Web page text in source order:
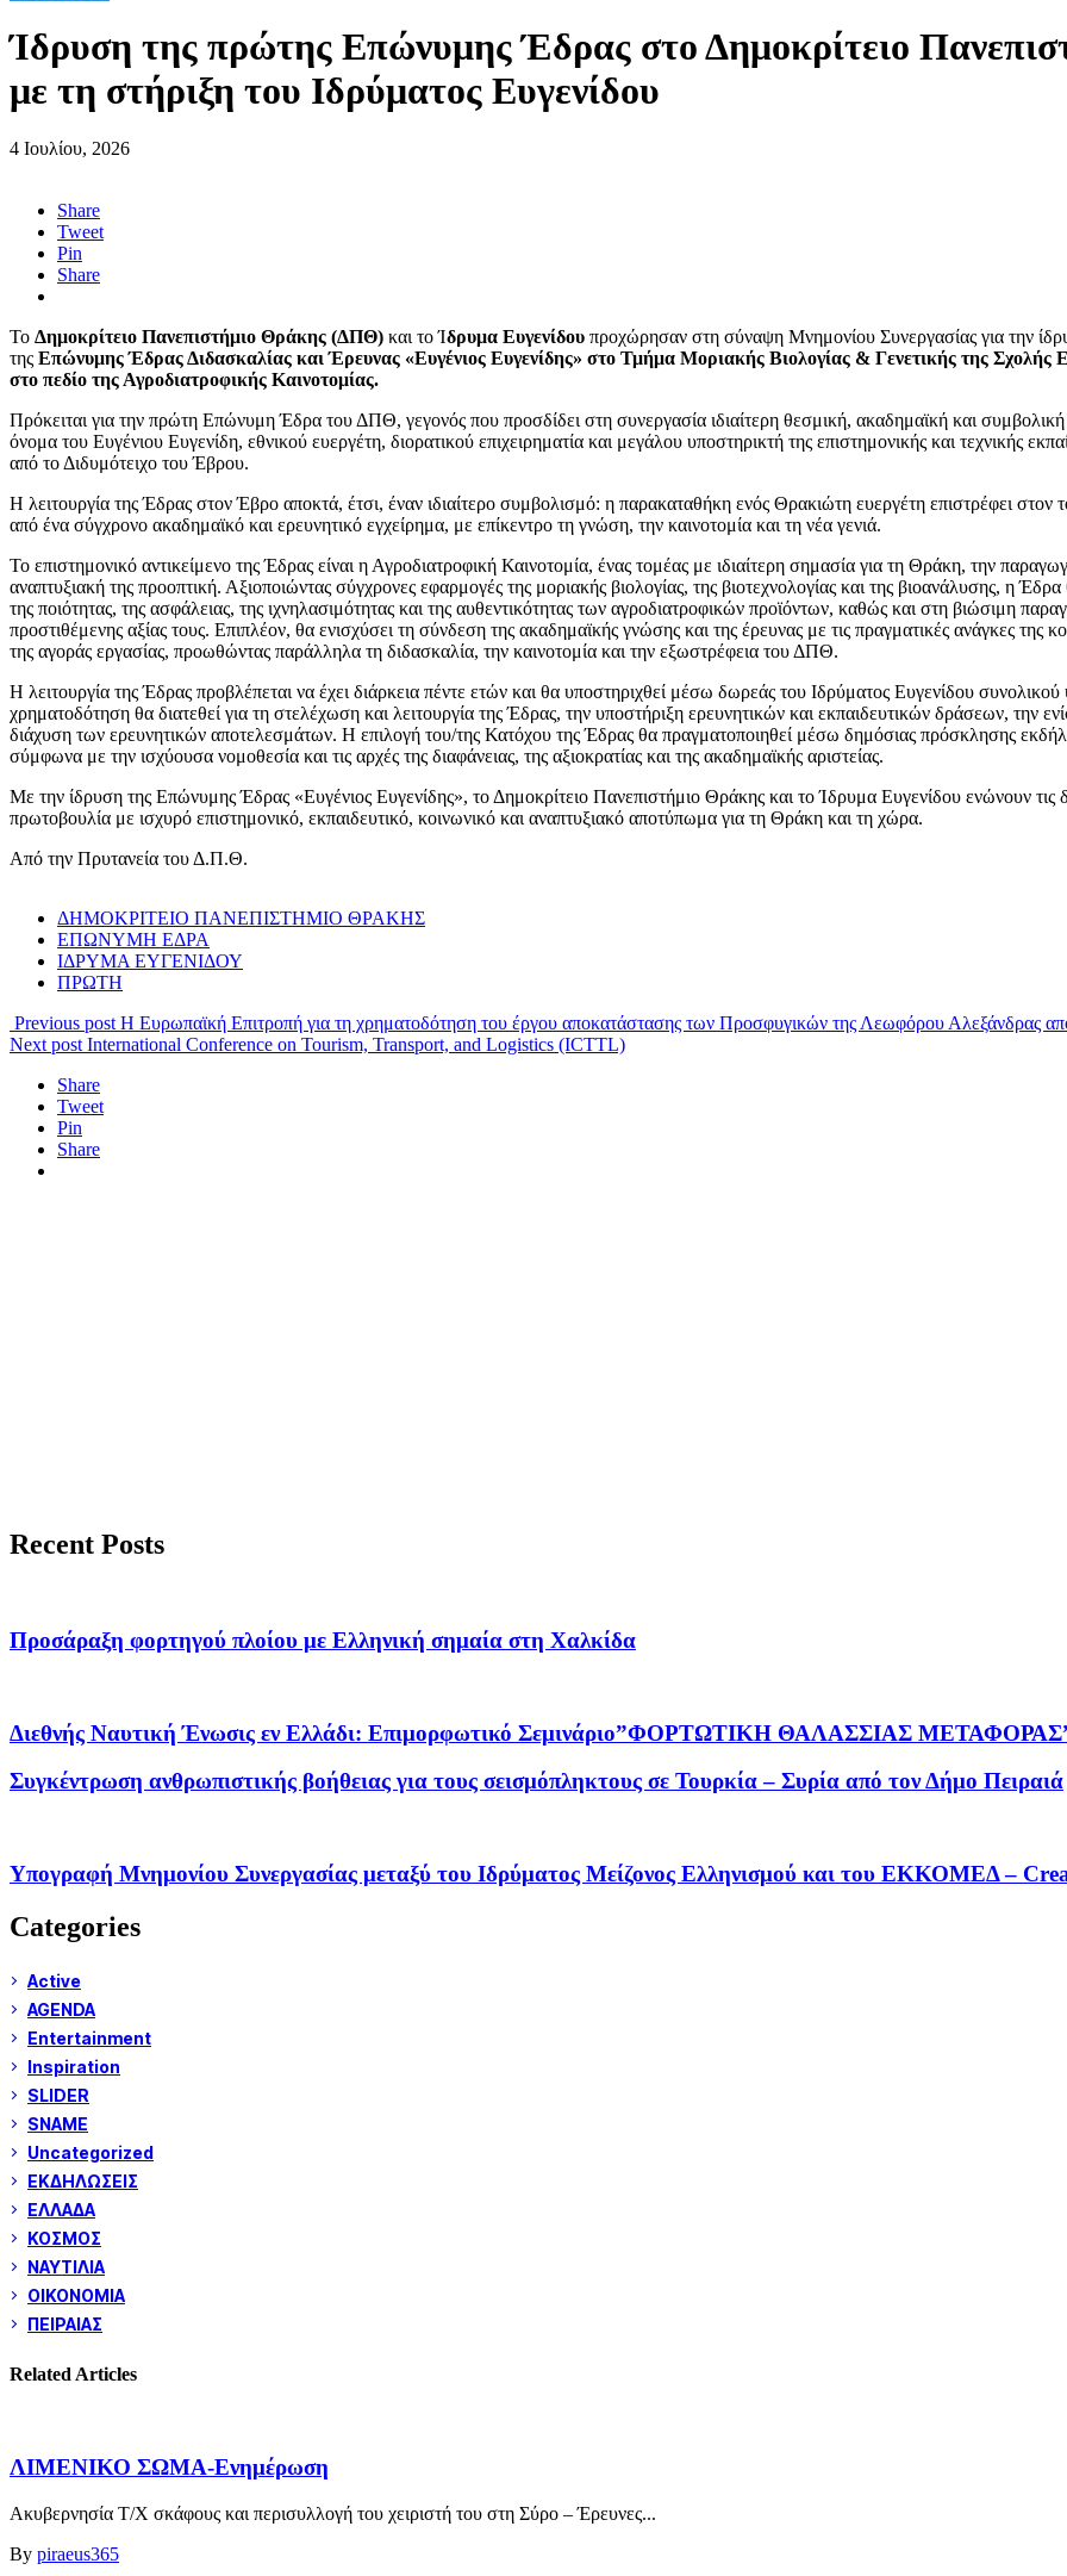
Ίδρυση της πρώτης Επώνυμης Έδρας στο Δημοκρίτειο
με τη στήριξη του Ιδρύματος Ευγενίδου
4 Ιουλίου, 2026
Share
Tweet
Pin
Share
Το Δημοκρίτειο Πανεπιστήμιο Θράκης (ΔΠΘ) και το Ίδρυμα Ευγενίδου προχώρησαν στη σύναψη Μνημονίου Συνεργασίας για την
της Επώνυμης Έδρας Διδασκαλίας και Έρευνας «Ευγένιος Ευγενίδης» στο Τμήμα Μοριακής Βιολογίας & Γενετικής της Σχολής
στο πεδίο της Αγροδιατροφικής Καινοτομίας.
Πρόκειται για την πρώτη Επώνυμη Έδρα του ΔΠΘ, γεγονός που προσδίδει στη συνεργασία ιδιαίτερη θεσμική, ακαδημαϊκή και
όνομα του Ευγένιου Ευγενίδη, εθνικού ευεργέτη, διορατικού επιχειρηματία και μεγάλου υποστηρικτή της επιστημονικής και τεχνικής
από το Διδυμότειχο του Έβρου.
Η λειτουργία της Έδρας στον Έβρο αποκτά, έτσι, έναν ιδιαίτερο συμβολισμό: η παρακαταθήκη ενός Θρακιώτη ευεργέτη επιστρέφει στον
από ένα σύγχρονο ακαδημαϊκό και ερευνητικό εγχείρημα, με επίκεντρο τη γνώση, την καινοτομία και τη νέα γενιά.
Το επιστημονικό αντικείμενο της Έδρας είναι η Αγροδιατροφική Καινοτομία, ένας τομέας με ιδιαίτερη σημασία για τη Θράκη, την
αναπτυξιακή της προοπτική. Αξιοποιώντας σύγχρονες εφαρμογές της μοριακής βιολογίας, της βιοτεχνολογίας και της βιοανάλυσης, η
της ποιότητας, της ασφάλειας, της ιχνηλασιμότητας και της αυθεντικότητας των αγροδιατροφικών προϊόντων, καθώς και στη βιώσιμη
προστιθέμενης αξίας τους. Επιπλέον, θα ενισχύσει τη σύνδεση της ακαδημαϊκής γνώσης και της έρευνας με τις πραγματικές ανάγκες της
της αγοράς εργασίας, προωθώντας παράλληλα τη διδασκαλία, την καινοτομία και την εξωστρέφεια του ΔΠΘ.
Η λειτουργία της Έδρας προβλέπεται να έχει διάρκεια πέντε ετών και θα υποστηριχθεί μέσω δωρεάς του Ιδρύματος Ευγενίδου
χρηματοδότηση θα διατεθεί για τη στελέχωση και λειτουργία της Έδρας, την υποστήριξη ερευνητικών και εκπαιδευτικών δράσεων, την
διάχυση των ερευνητικών αποτελεσμάτων. Η επιλογή του/της Κατόχου της Έδρας θα πραγματοποιηθεί μέσω δημόσιας πρόσκλησης
σύμφωνα με την ισχύουσα νομοθεσία και τις αρχές της διαφάνειας, της αξιοκρατίας και της ακαδημαϊκής αριστείας.
Με την ίδρυση της Επώνυμης Έδρας «Ευγένιος Ευγενίδης», το Δημοκρίτειο Πανεπιστήμιο Θράκης και το Ίδρυμα Ευγενίδου ενώνουν τις
πρωτοβουλία με ισχυρό επιστημονικό, εκπαιδευτικό, κοινωνικό και αναπτυξιακό αποτύπωμα για τη Θράκη και τη χώρα.
Από την Πρυτανεία του Δ.Π.Θ.
ΔΗΜΟΚΡΙΤΕΙΟ ΠΑΝΕΠΙΣΤΗΜΙΟ ΘΡΑΚΗΣ
ΕΠΩΝΥΜΗ ΕΔΡΑ
ΙΔΡΥΜΑ ΕΥΓΕΝΙΔΟΥ
ΠΡΩΤΗ
Previous post Η Ευρωπαϊκή Επιτροπή για τη χρηματοδότηση του έργου αποκατάστασης των Προσφυγικών της Λεωφόρου Αλεξάνδρας
Next post International Conference on Tourism, Transport, and Logistics (ICTTL)
Share
Tweet
Pin
Share
Recent Posts
Προσάραξη φορτηγού πλοίου με Ελληνική σημαία στη Χαλκίδα
Διεθνής Ναυτική Ένωσις εν Ελλάδι: Επιμορφωτικό Σεμινάριο”ΦΟΡΤΩΤΙΚΗ ΘΑΛΑΣΣΙΑΣ
Συγκέντρωση ανθρωπιστικής βοήθειας για τους σεισμόπληκτους σε Τουρκία – Συρία από τον Δήμο Πειραιά
Υπογραφή Μνημονίου Συνεργασίας μεταξύ του Ιδρύματος Μείζονος Ελληνισμού και του ΕΚΚΟΜΕΔ –
Categories
Active
AGENDA
Entertainment
Inspiration
SLIDER
SNAME
Uncategorized
ΕΚΔΗΛΩΣΕΙΣ
ΕΛΛΑΔΑ
ΚΟΣΜΟΣ
ΝΑΥΤΙΛΙΑ
ΟΙΚΟΝΟΜΙΑ
ΠΕΙΡΑΙΑΣ
Related Articles
ΛΙΜΕΝΙΚΟ ΣΩΜΑ-Ενημέρωση
Ακυβερνησία Τ/Χ σκάφους και περισυλλογή του χειριστή του στη Σύρο – Έρευνες...
By piraeus365